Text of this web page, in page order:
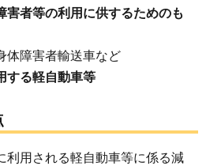
害者等の利用に供するためのも
体障害者輸送車など
する軽自動車等
利用される軽自動車等に係る減